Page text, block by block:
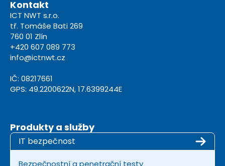
Kontakt
ICT NWT s.r.o.
tř. Tomáše Bati 269
760 01 Zlín
+420 607 089 773
info@ictnwt.cz
IČ: 08217661
GPS: 49.2200622N, 17.6399244E
Produkty a služby
IT bezpečnost
Bezpečnostní a penetrační testy